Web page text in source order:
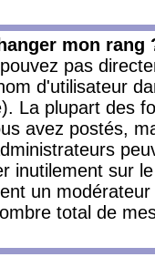
mon rang
pas
d'utilisateur
La plupart des
avez postés,
inutilement sur
un
total de